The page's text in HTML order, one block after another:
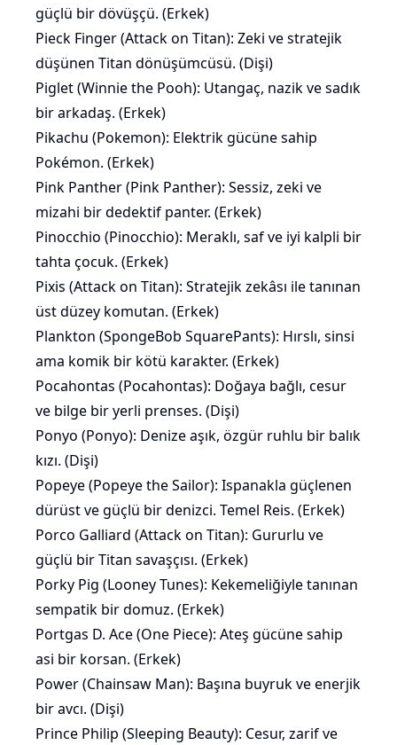
güçlü bir dövüşçü. (Erkek)
Pieck Finger (Attack on Titan): Zeki ve stratejik
düşünen Titan dönüşümcüsü. (Dişi)
Piglet (Winnie the Pooh): Utangaç, nazik ve sadık
bir arkadaş. (Erkek)
Pikachu (Pokemon): Elektrik gücüne sahip
Pokémon. (Erkek)
Pink Panther (Pink Panther): Sessiz, zeki ve
mizahi bir dedektif panter. (Erkek)
Pinocchio (Pinocchio): Meraklı, saf ve iyi kalpli bir
tahta çocuk. (Erkek)
Pixis (Attack on Titan): Stratejik zekâsı ile tanınan
üst düzey komutan. (Erkek)
Plankton (SpongeBob SquarePants): Hırslı, sinsi
ama komik bir kötü karakter. (Erkek)
Pocahontas (Pocahontas): Doğaya bağlı, cesur
ve bilge bir yerli prenses. (Dişi)
Ponyo (Ponyo): Denize aşık, özgür ruhlu bir balık
kızı. (Dişi)
Popeye (Popeye the Sailor): Ispanakla güçlenen
dürüst ve güçlü bir denizci. Temel Reis. (Erkek)
Porco Galliard (Attack on Titan): Gururlu ve
güçlü bir Titan savaşçısı. (Erkek)
Porky Pig (Looney Tunes): Kekemeliğiyle tanınan
sempatik bir domuz. (Erkek)
Portgas D. Ace (One Piece): Ateş gücüne sahip
asi bir korsan. (Erkek)
Power (Chainsaw Man): Başına buyruk ve enerjik
bir avcı. (Dişi)
Prince Philip (Sleeping Beauty): Cesur, zarif ve